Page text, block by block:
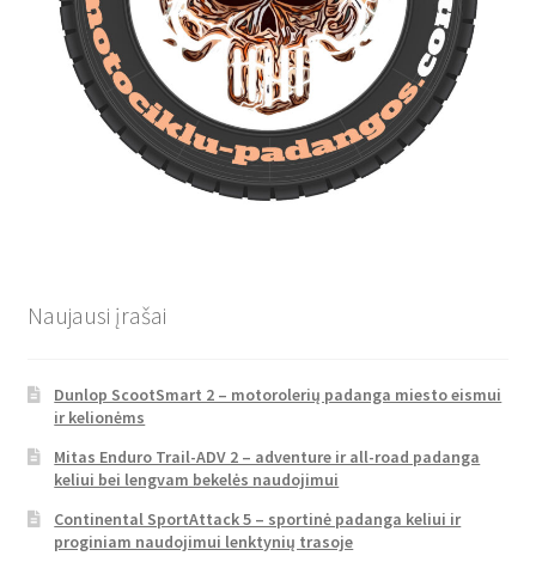
Naujausi įrašai
Dunlop ScootSmart 2 – motorolerių padanga miesto eismui
ir kelionėms
Mitas Enduro Trail-ADV 2 – adventure ir all-road padanga
keliui bei lengvam bekelės naudojimui
Continental SportAttack 5 – sportinė padanga keliui ir
proginiam naudojimui lenktynių trasoje